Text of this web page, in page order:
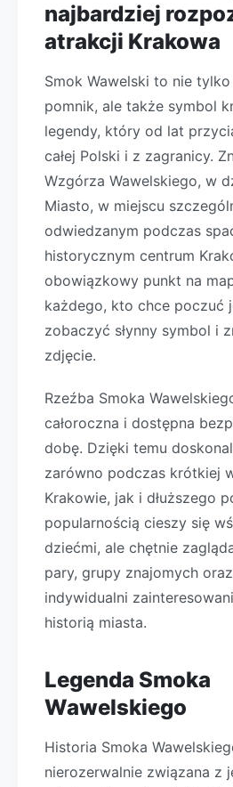
najbardziej
atrakcji Krakowa
Smok Wawelski to nie
pomnik, ale także symbol
legendy, który od lat
całej Polski i z zagranicy.
Wzgórza Wawelskiego, w
Miasto, w miejscu
odwiedzanym podczas
historycznym centrum
obowiązkowy punkt na
każdego, kto chce poczuć
zobaczyć słynny symbol i
zdjęcie.
Rzeźba Smoka
całoroczna i dostępna
dobę. Dzięki temu
zarówno podczas krótkiej
Krakowie, jak i dłuższego
popularnością cieszy się
dziećmi, ale chętnie
pary, grupy znajomych
indywidualni
historią miasta.
Legenda Smoka
Wawelskiego
Historia Smoka
nierozerwalnie związana z